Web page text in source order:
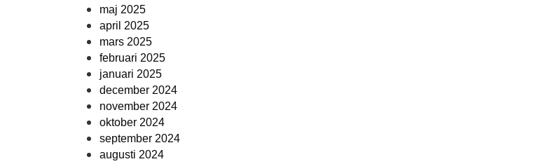
maj 2025
april 2025
mars 2025
februari 2025
januari 2025
december 2024
november 2024
oktober 2024
september 2024
augusti 2024